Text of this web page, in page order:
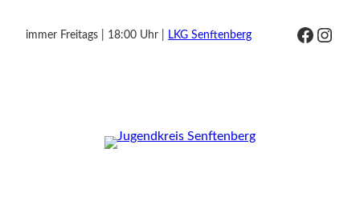
Inhaltimmer Freitags | 18:00 Uhr | LKG Senftenberg